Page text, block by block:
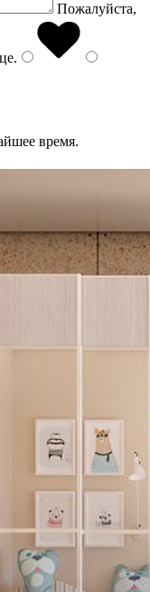
Пожалуйста,
.
время.